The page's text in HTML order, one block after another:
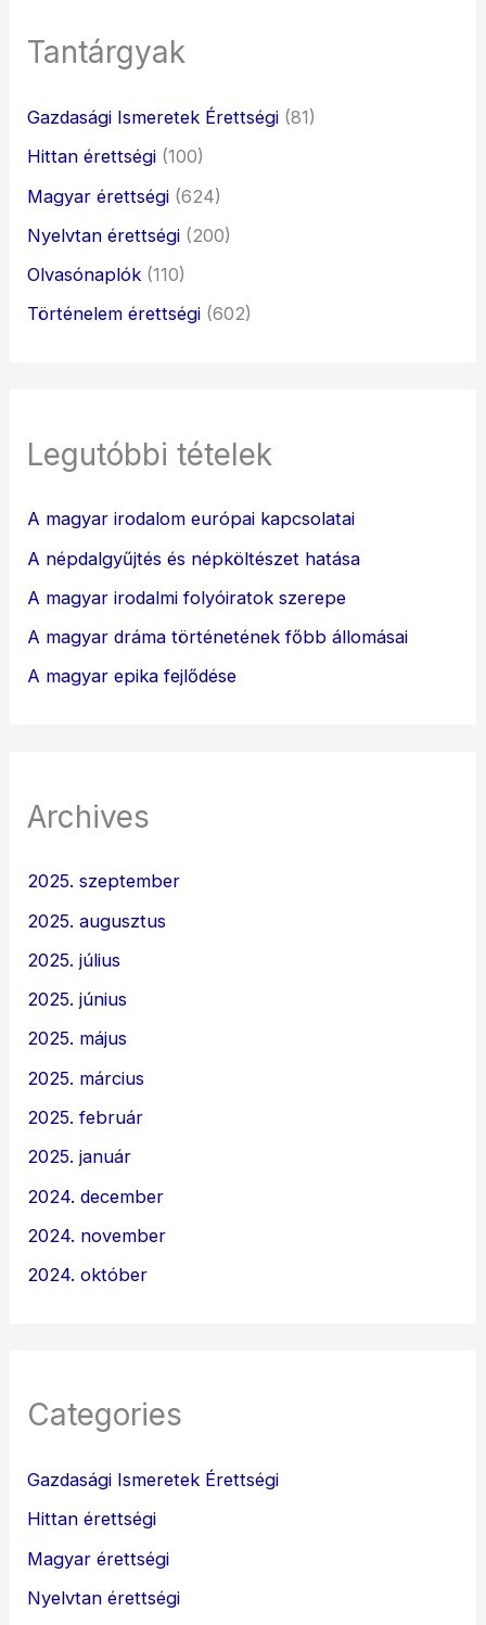
Tantárgyak
Gazdasági Ismeretek Érettségi (81)
Hittan érettségi (100)
Magyar érettségi (624)
Nyelvtan érettségi (200)
Olvasónaplók (110)
Történelem érettségi (602)
Legutóbbi tételek
A magyar irodalom európai kapcsolatai
A népdalgyűjtés és népköltészet hatása
A magyar irodalmi folyóiratok szerepe
A magyar dráma történetének főbb állomásai
A magyar epika fejlődése
Archives
2025. szeptember
2025. augusztus
2025. július
2025. június
2025. május
2025. március
2025. február
2025. január
2024. december
2024. november
2024. október
Categories
Gazdasági Ismeretek Érettségi
Hittan érettségi
Magyar érettségi
Nyelvtan érettségi